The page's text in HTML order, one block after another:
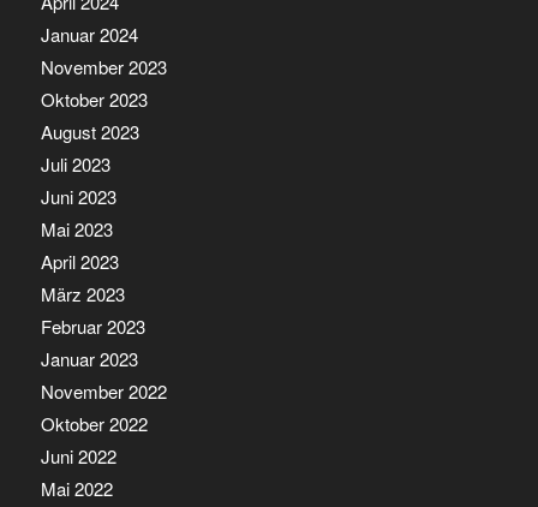
Januar 2024
November 2023
Oktober 2023
August 2023
Juli 2023
Juni 2023
Mai 2023
April 2023
März 2023
Februar 2023
Januar 2023
November 2022
Oktober 2022
Juni 2022
Mai 2022